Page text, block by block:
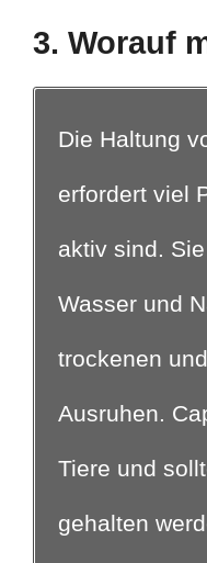
3. Worauf
Die Haltung
erfordert viel
aktiv sind.
Wasser und
trockenen
Ausruhen.
Tiere und
gehalten